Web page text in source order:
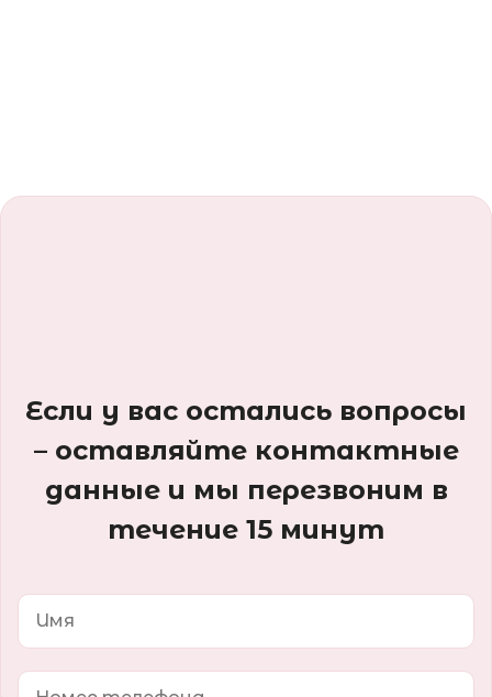
Если у вас остались вопросы
– оставляйте контактные
данные и мы перезвоним в
течение 15 минут